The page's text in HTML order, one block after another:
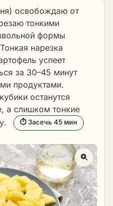
освобождаю от
тонкими
формы
нарезка
успеет
за 30–45 минут
продуктами.
останутся
а слишком тонкие
⏱ Засечь 45 мин